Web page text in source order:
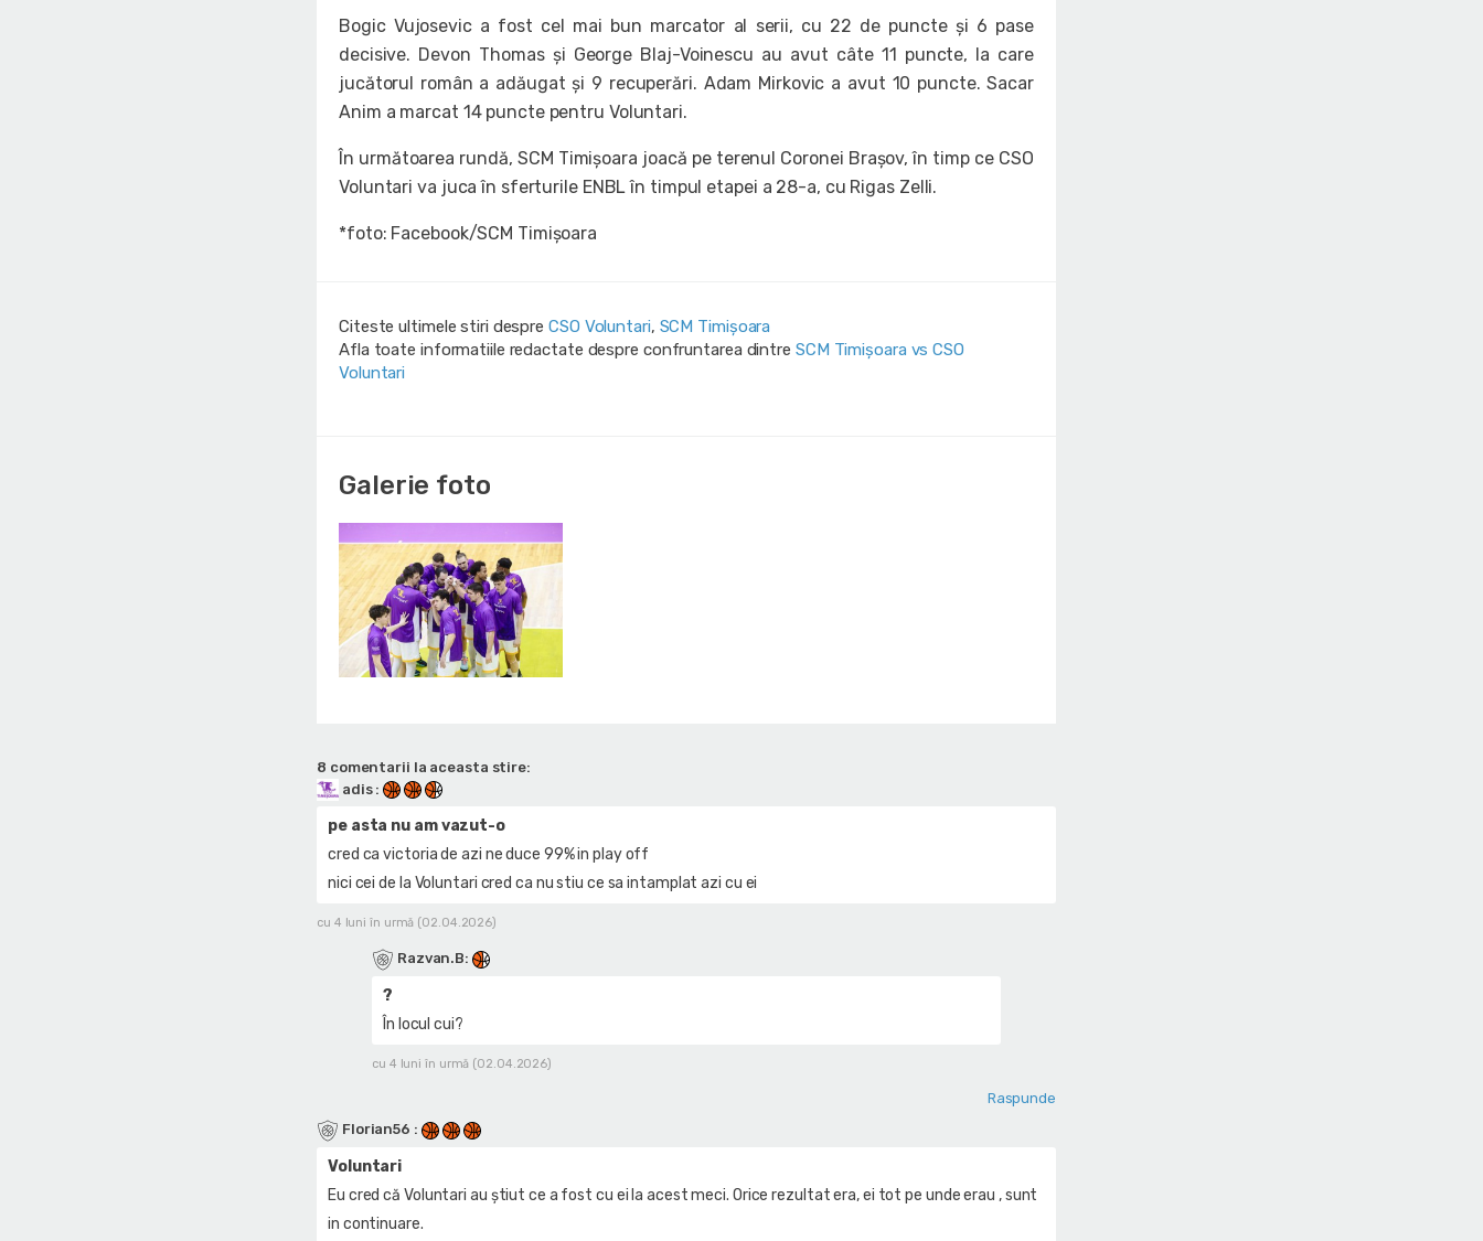
Bogic Vujosevic a fost cel mai bun marcator al serii, cu 22 de puncte și 6 pase
decisive. Devon Thomas și George Blaj-Voinescu au avut câte 11 puncte, la care
jucătorul român a adăugat și 9 recuperări. Adam Mirkovic a avut 10 puncte. Sacar
Anim a marcat 14 puncte pentru Voluntari.
În următoarea rundă, SCM Timișoara joacă pe terenul Coronei Brașov, în timp ce CSO
Voluntari va juca în sferturile ENBL în timpul etapei a 28-a, cu Rigas Zelli.
*foto: Facebook/SCM Timișoara
Citeste ultimele stiri despre CSO Voluntari, SCM Timișoara
Afla toate informatiile redactate despre confruntarea dintre SCM Timișoara vs CSO
Voluntari
Galerie foto
8 comentarii la aceasta stire:
adis :
pe asta nu am vazut-o
cred ca victoria de azi ne duce 99% in play off
nici cei de la Voluntari cred ca nu stiu ce sa intamplat azi cu ei
cu 4 luni în urmă (02.04.2026)
Razvan.B:
?
În locul cui?
cu 4 luni în urmă (02.04.2026)
Raspunde
Florian56 :
Voluntari
Eu cred că Voluntari au știut ce a fost cu ei la acest meci. Orice rezultat era, ei tot pe unde erau , sunt
in continuare.